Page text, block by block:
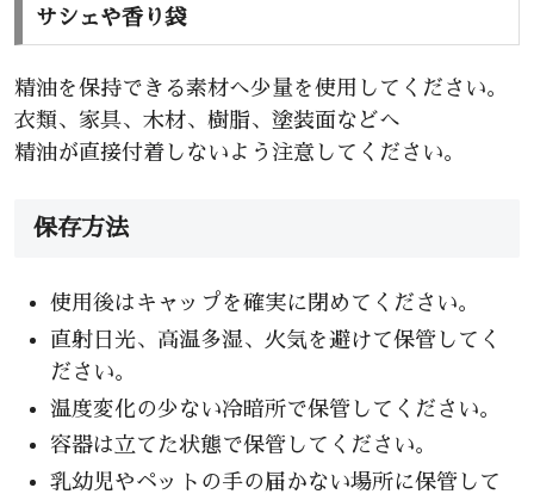
サシェや香り袋
精油を保持できる素材へ少量を使用してください。
衣類、家具、木材、樹脂、塗装面などへ
精油が直接付着しないよう注意してください。
保存方法
使用後はキャップを確実に閉めてください。
直射日光、高温多湿、火気を避けて保管してく
ださい。
温度変化の少ない冷暗所で保管してください。
容器は立てた状態で保管してください。
乳幼児やペットの手の届かない場所に保管して